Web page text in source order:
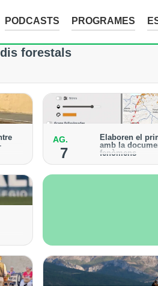
PODCASTS PROGRAMES
de fins a 7
i l’Urgell no han sofert danys
forestals
AG.
7
Elaboren el
amb la
fenòmens
Obra de
amb dades a